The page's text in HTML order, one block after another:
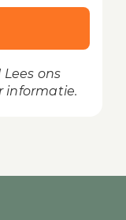
ons
informatie.